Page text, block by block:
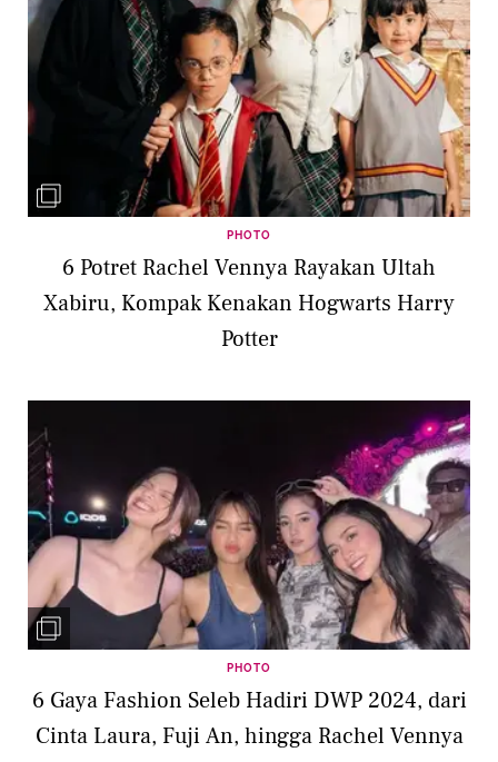
PHOTO
6 Potret Rachel Vennya Rayakan Ultah
Xabiru, Kompak Kenakan Hogwarts Harry
Potter
PHOTO
6 Gaya Fashion Seleb Hadiri DWP 2024, dari
Cinta Laura, Fuji An, hingga Rachel Vennya